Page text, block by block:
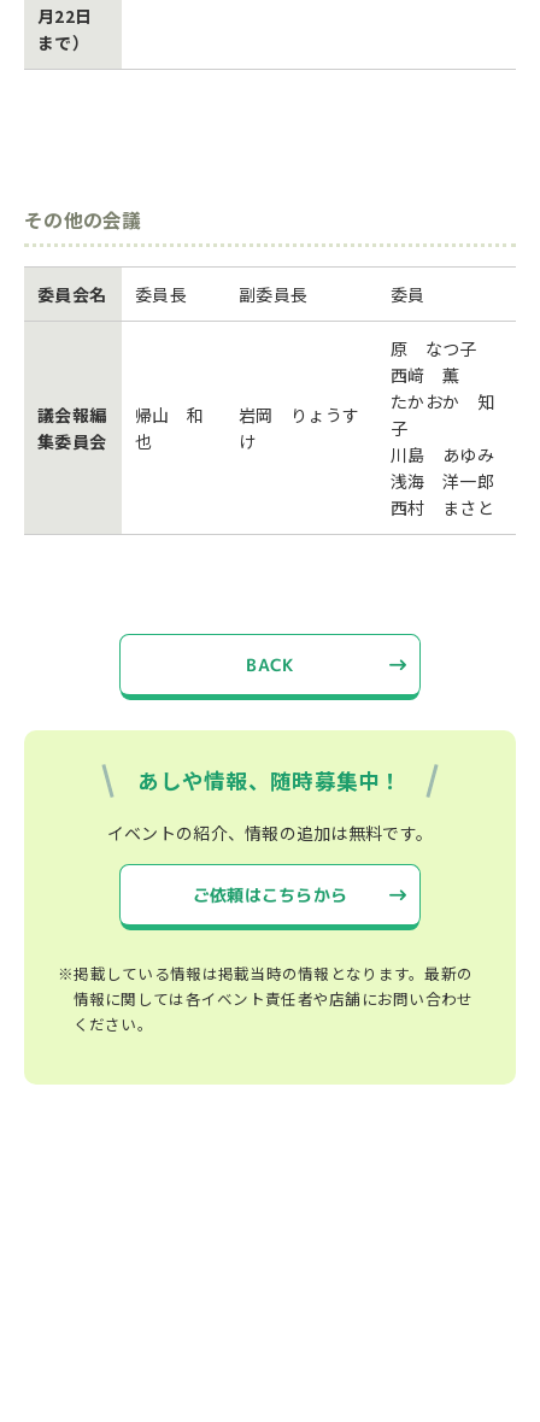
月22日
まで）
その他の会議
委員会名 委員長 副委員長 委員
議会報編
集委員会
帰山 和
也
岩岡 りょうす
け
原 なつ子
西﨑 薫
たかおか 知
子
川島 あゆみ
浅海 洋一郎
西村 まさと
BACK
あしや情報、随時募集中！
イベントの紹介、情報の追加は無料です。
ご依頼はこちらから
※掲載している情報は掲載当時の情報となります。最新の
情報に関しては各イベント責任者や店舗にお問い合わせ
ください。